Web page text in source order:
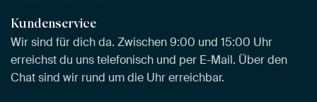
Kundenservice
Wir sind für dich da. Zwischen 9:00 und 15:00 Uhr
erreichst du uns telefonisch und per E-Mail. Über den
Chat sind wir rund um die Uhr erreichbar.